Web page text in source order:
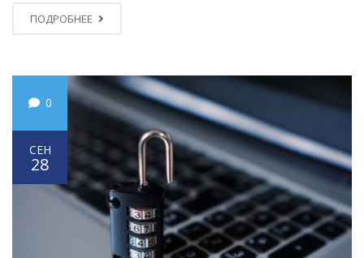
ПОДРОБНЕЕ
0
СЕН
28